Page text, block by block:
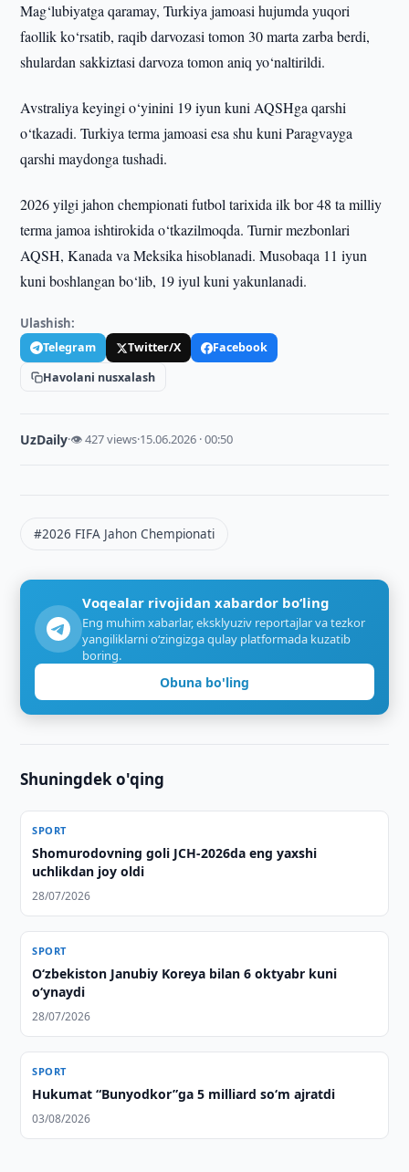
Mag‘lubiyatga qaramay, Turkiya jamoasi hujumda yuqori
faollik ko‘rsatib, raqib darvozasi tomon 30 marta zarba berdi,
shulardan sakkiztasi darvoza tomon aniq yo‘naltirildi.
Avstraliya keyingi o‘yinini 19 iyun kuni AQSHga qarshi
o‘tkazadi. Turkiya terma jamoasi esa shu kuni Paragvayga
qarshi maydonga tushadi.
2026 yilgi jahon chempionati futbol tarixida ilk bor 48 ta milliy
terma jamoa ishtirokida o‘tkazilmoqda. Turnir mezbonlari
AQSH, Kanada va Meksika hisoblanadi. Musobaqa 11 iyun
kuni boshlangan bo‘lib, 19 iyul kuni yakunlanadi.
Ulashish:
Telegram Twitter/X
Facebook
Havolani nusxalash
UzDaily·👁 427 views·15.06.2026 · 00:50
#2026 FIFA Jahon Chempionati
Voqealar rivojidan xabardor bo‘ling
Eng muhim xabarlar, eksklyuziv reportajlar va tezkor
yangiliklarni o‘zingizga qulay platformada kuzatib
boring.
Obuna bo'ling
Shuningdek o'qing
SPORT
Shomurodovning goli JCH-2026da eng yaxshi
uchlikdan joy oldi
28/07/2026
SPORT
O‘zbekiston Janubiy Koreya bilan 6 oktyabr kuni
o‘ynaydi
28/07/2026
SPORT
Hukumat “Bunyodkor”ga 5 milliard so‘m ajratdi
03/08/2026